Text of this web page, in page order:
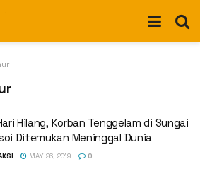
Hilang, Korban Tenggelam di Sungai
Ditemukan Meninggal Dunia
MAY 26, 2019 0